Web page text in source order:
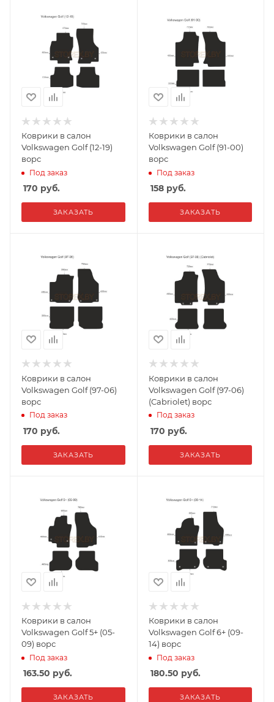
Коврики в салон
Volkswagen Golf (12-19)
ворс
Под заказ
170 руб.
ЗАКАЗАТЬ
Коврики в салон
Volkswagen Golf (91-00)
ворс
Под заказ
158руб.
ЗАКАЗАТЬ
Коврики в салон
Volkswagen Golf (97-06)
ворс
Под заказ
170 руб.
ЗАКАЗАТЬ
Коврики в салон
Volkswagen Golf (97-06)
(Cabriolet) ворс
Под заказ
170 руб.
ЗАКАЗАТЬ
Коврики в салон
Volkswagen Golf 5+ (05-
09) ворс
Под заказ
163.50 руб.
ЗАКАЗАТЬ
Коврики в салон
Volkswagen Golf 6+ (09-
14) ворс
Под заказ
180.50 руб.
ЗАКАЗАТЬ